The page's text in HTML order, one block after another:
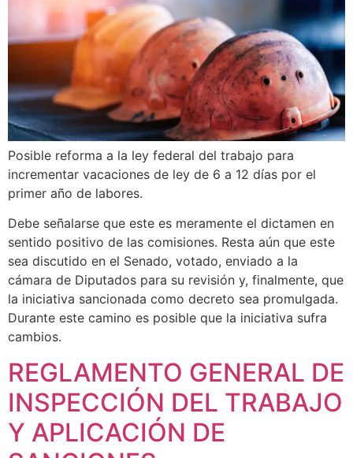
Posible reforma a la ley federal del trabajo para
incrementar vacaciones de ley de 6 a 12 días por el
primer año de labores.
Debe señalarse que este es meramente el dictamen en
sentido positivo de las comisiones. Resta aún que este
sea discutido en el Senado, votado, enviado a la
cámara de Diputados para su revisión y, finalmente, que
la iniciativa sancionada como decreto sea promulgada.
Durante este camino es posible que la iniciativa sufra
cambios.
REGLAMENTO GENERAL DE
INSPECCIÓN DEL TRABAJO
Y APLICACIÓN DE